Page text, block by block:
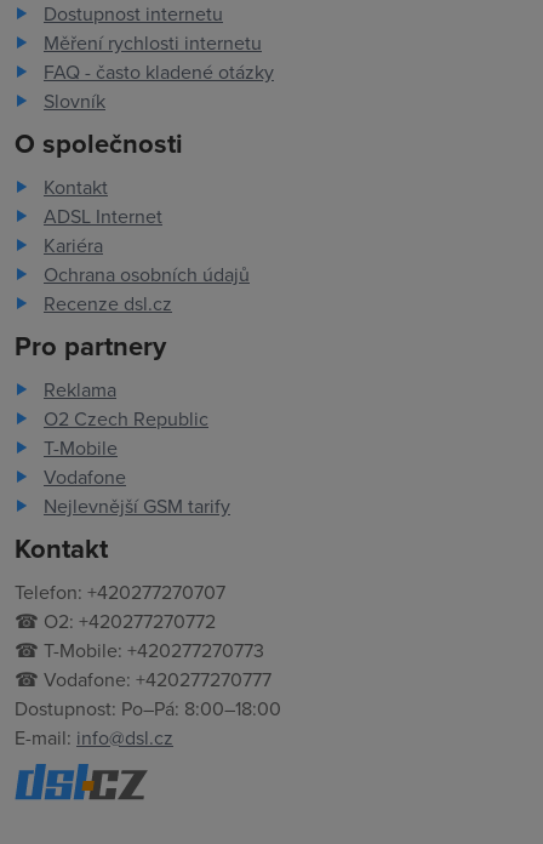
Dostupnost internetu
Měření rychlosti internetu
FAQ - často kladené otázky
Slovník
O společnosti
Kontakt
ADSL Internet
Kariéra
Ochrana osobních údajů
Recenze dsl.cz
Pro partnery
Reklama
O2 Czech Republic
T-Mobile
Vodafone
Nejlevnější GSM tarify
Kontakt
Telefon: +420277270707
☎ O2: +420277270772
☎ T-Mobile: +420277270773
☎ Vodafone: +420277270777
Dostupnost: Po–Pá: 8:00–18:00
E-mail: info@dsl.cz